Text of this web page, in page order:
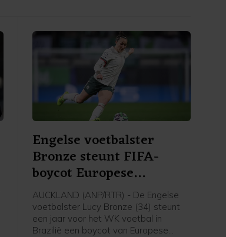
Engelse voetbalster
Bronze steunt FIFA-
boycot Europese
speelsters
AUCKLAND (ANP/RTR) - De Engelse
voetbalster Lucy Bronze (34) steunt
een jaar voor het WK voetbal in
Brazilië een boycot van Europese